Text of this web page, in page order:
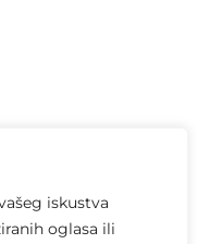
iskustva
oglasa ili